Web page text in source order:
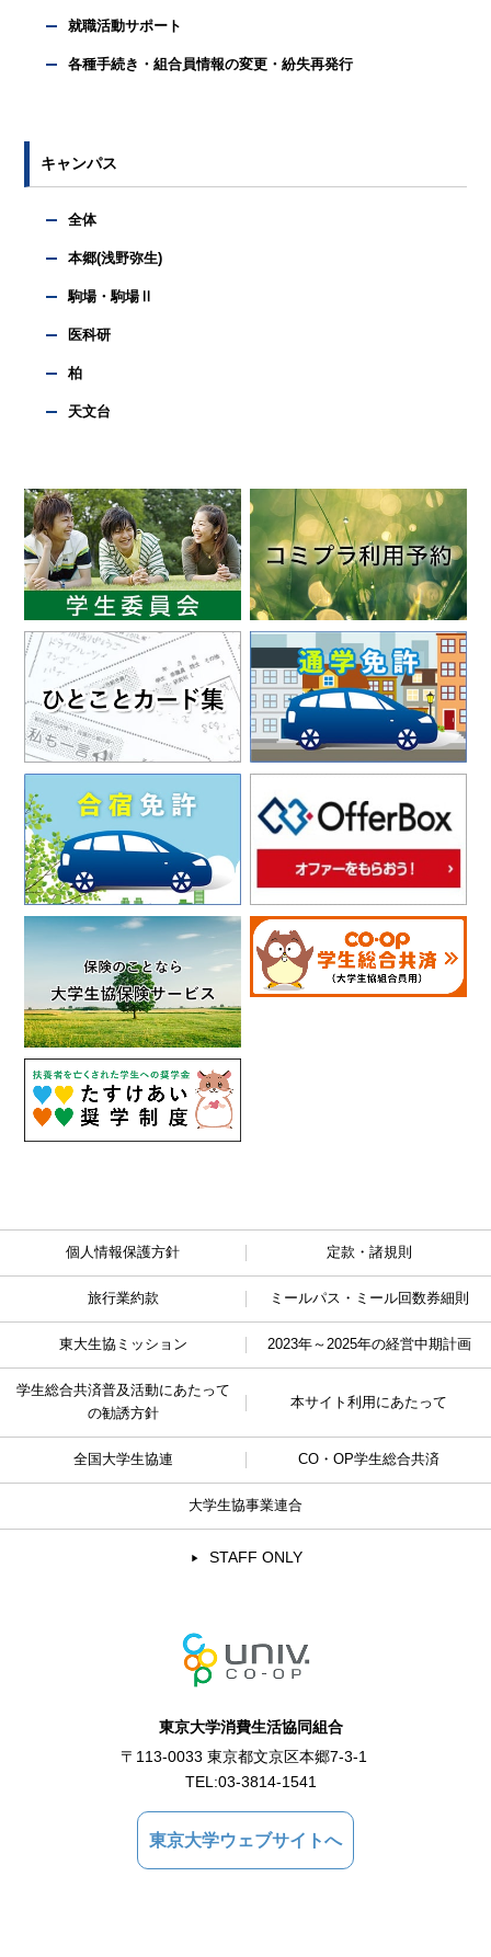
就職活動サポート
各種手続き・組合員情報の変更・紛失再発行
キャンパス
全体
本郷(浅野弥生)
駒場・駒場Ⅱ
医科研
柏
天文台
個人情報保護方針 定款・諸規則
旅行業約款 ミールパス・ミール回数券細則
東大生協ミッション 2023年～2025年の経営中期計画
学生総合共済普及活動にあたって
の勧誘方針
本サイト利用にあたって
全国大学生協連 CO・OP学生総合共済
大学生協事業連合
STAFF ONLY
東京大学消費生活協同組合
〒113-0033 東京都文京区本郷7-3-1
TEL:03-3814-1541
東京大学ウェブサイトへ